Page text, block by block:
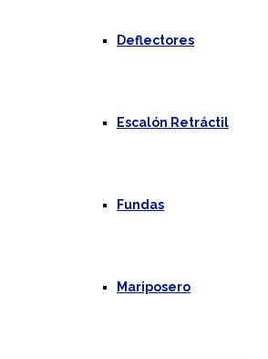
Deflectores
Escalón Retráctil
Fundas
Mariposero